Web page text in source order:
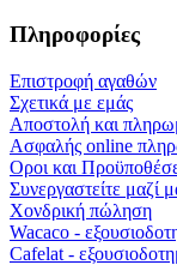
Πληροφορίες
Επιστροφή αγαθών
Σχετικά με εμάς
Αποστολή και
Ασφαλής online
Οροι και
Συνεργαστείτε μαζί
Χονδρική πώληση
Wacaco -
Cafelat -